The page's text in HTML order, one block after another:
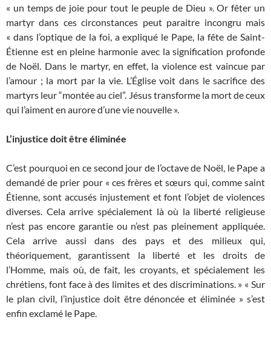
« un temps de joie pour tout le peuple de Dieu ». Or fêter un
martyr dans ces circonstances peut paraitre incongru mais
« dans l’optique de la foi, a expliqué le Pape, la fête de Saint-
Étienne est en pleine harmonie avec la signification profonde
de Noël. Dans le martyr, en effet, la violence est vaincue par
l’amour ; la mort par la vie. L’Église voit dans le sacrifice des
martyrs leur “montée au ciel”. Jésus transforme la mort de ceux
qui l’aiment en aurore d’une vie nouvelle ».
L’injustice doit être éliminée
C’est pourquoi en ce second jour de l’octave de Noël, le Pape a
demandé de prier pour « ces frères et sœurs qui, comme saint
Étienne, sont accusés injustement et font l’objet de violences
diverses. Cela arrive spécialement là où la liberté religieuse
n’est pas encore garantie ou n’est pas pleinement appliquée.
Cela arrive aussi dans des pays et des milieux qui,
théoriquement, garantissent la liberté et les droits de
l’Homme, mais où, de fait, les croyants, et spécialement les
chrétiens, font face à des limites et des discriminations. » « Sur
le plan civil, l’injustice doit être dénoncée et éliminée » s’est
enfin exclamé le Pape.